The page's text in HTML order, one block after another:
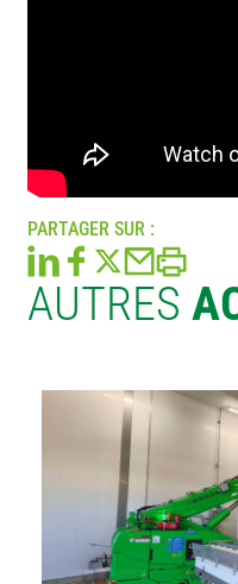
PARTAGER SUR :
AUTRES